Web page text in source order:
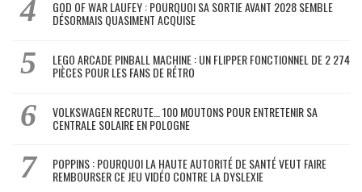
GOD OF WAR LAUFEY : POURQUOI SA SORTIE AVANT 2028 SEMBLE
DÉSORMAIS QUASIMENT ACQUISE
LEGO ARCADE PINBALL MACHINE : UN FLIPPER FONCTIONNEL DE 2 274
PIÈCES POUR LES FANS DE RÉTRO
VOLKSWAGEN RECRUTE… 100 MOUTONS POUR ENTRETENIR SA
CENTRALE SOLAIRE EN POLOGNE
POPPINS : POURQUOI LA HAUTE AUTORITÉ DE SANTÉ VEUT FAIRE
REMBOURSER CE JEU VIDÉO CONTRE LA DYSLEXIE